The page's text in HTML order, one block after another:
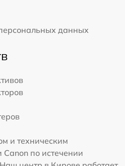
данных
и техническим
по истечении